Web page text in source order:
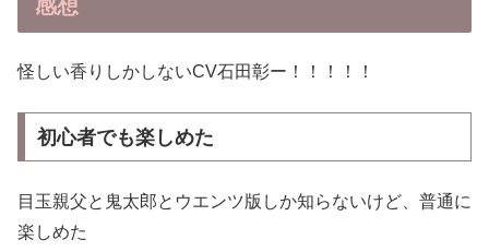
感想
怪しい香りしかしないCV石田彰ー！！！！！
初心者でも楽しめた
目玉親父と鬼太郎とウエンツ版しか知らないけど、普通に
楽しめた